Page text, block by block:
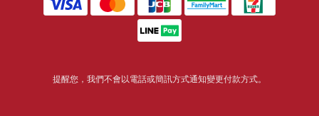
提醒您，我們不會以電話或簡訊方式通知變更付款方式。